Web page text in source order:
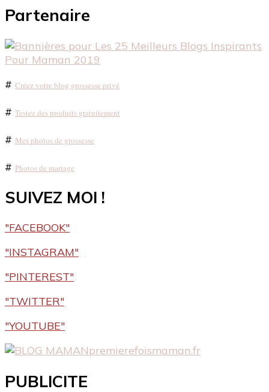
Partenaire
# Créez votre blog grossesse privé
# Testez des produits gratuitement
# Mes photos de grossesse
# Photos de mariage
SUIVEZ MOI !
"FACEBOOK"
"INSTAGRAM"
"PINTEREST"
"TWITTER"
"YOUTUBE"
premierefoismaman.fr
PUBLICITE